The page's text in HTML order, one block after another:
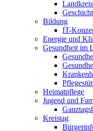
Bildung
IT-
Energie und
Gesundheit im
Heimatpflege
Jugend und
Kreistag